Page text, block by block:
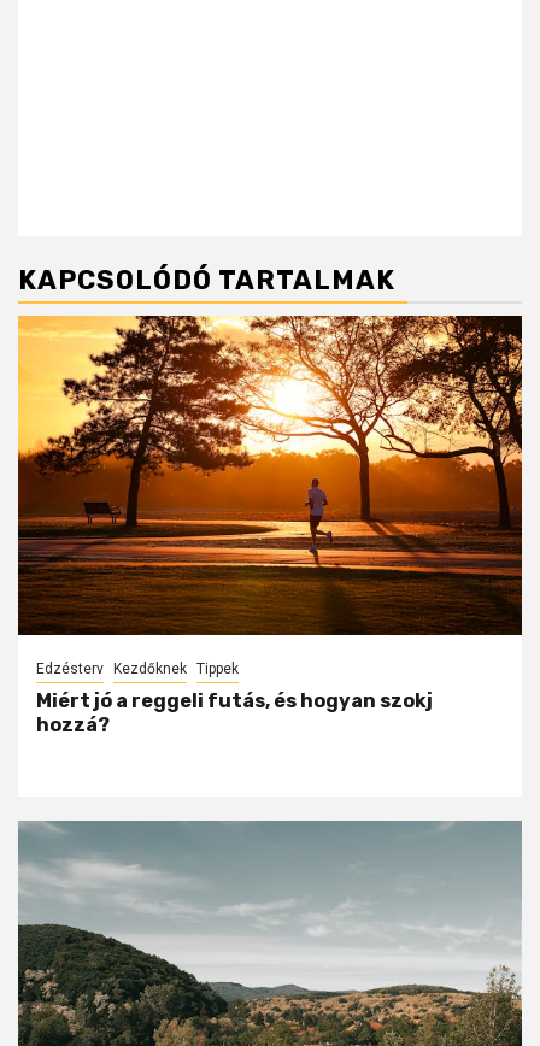
KAPCSOLÓDÓ TARTALMAK
Edzésterv Kezdőknek Tippek
Miért jó a reggeli futás, és hogyan szokj
hozzá?